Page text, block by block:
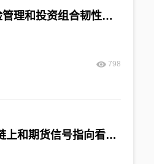
以太坊的波动性和杠杆风险：加密货币交易风险管理和投资组合韧性战略指南
798
比特币在2025年11月抛售压力下的机构韧性：链上和期货信号指向看涨重置